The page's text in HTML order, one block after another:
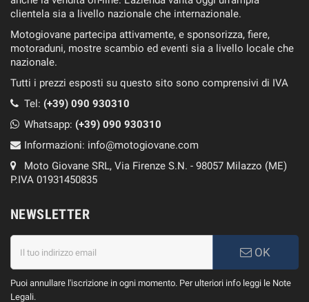
clientela sia a livello nazionale che internazionale.
Motogiovane partecipa attivamente, e sponsorizza, fiere,
motoraduni, mostre scambio ed eventi sia a livello locale che
nazionale.
Tutti i prezzi esposti su questo sito sono comprensivi di IVA
Tel: (+39) 090 930310
Whatsapp: (+39) 090 930310
Informazioni: info@motogiovane.com
Moto Giovane SRL, Via Firenze S.N. - 98057 Milazzo (ME)
P.IVA 01931450835
NEWSLETTER
OK
Puoi annullare l'iscrizione in ogni momento. Per ulteriori info leggi le Note
Legali.